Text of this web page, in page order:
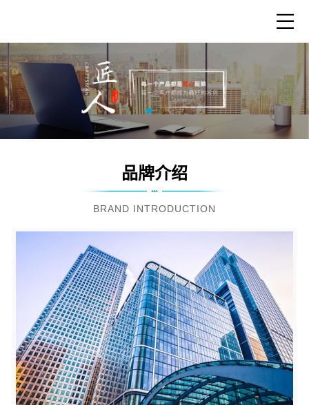
品牌介绍
BRAND INTRODUCTION